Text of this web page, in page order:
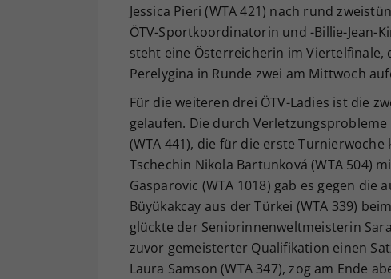
Jessica Pieri (WTA 421) nach rund
ÖTV-Sportkoordinatorin und -Billie-Jean-
steht eine Österreicherin im
Perelygina in Runde zwei am Mittwoch
Für die weiteren drei ÖTV-Ladies ist die
gelaufen. Die durch
(WTA 441), die für die erste
Tschechin Nikola Bartunková (WTA 504)
Gasparovic (WTA 1018) gab es gegen die
Büyükakcay aus der Türkei (WTA 339)
glückte der Seniorinnenweltmeisterin
zuvor gemeisterter Qualifikation einen
Laura Samson (WTA 347), zog am Ende